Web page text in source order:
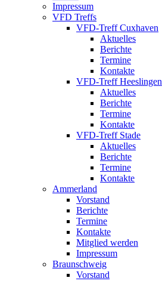
Impressum
VFD Treffs
VFD-Treff Cuxhaven
Aktuelles
Berichte
Termine
Kontakte
VFD-Treff Heeslingen
Aktuelles
Berichte
Termine
Kontakte
VFD-Treff Stade
Aktuelles
Berichte
Termine
Kontakte
Ammerland
Vorstand
Berichte
Termine
Kontakte
Mitglied werden
Impressum
Braunschweig
Vorstand